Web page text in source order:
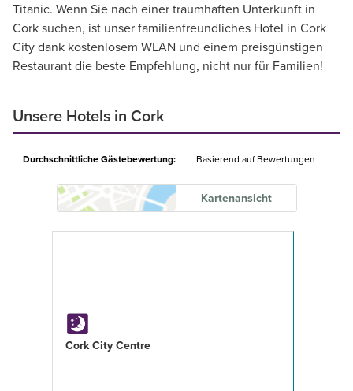
Titanic. Wenn Sie nach einer traumhaften Unterkunft in
Cork suchen, ist unser familienfreundliches Hotel in Cork
City dank kostenlosem WLAN und einem preisgünstigen
Restaurant die beste Empfehlung, nicht nur für Familien!
Unsere Hotels in Cork
Durchschnittliche Gästebewertung: Basierend auf Bewertungen
Kartenansicht
Cork City Centre